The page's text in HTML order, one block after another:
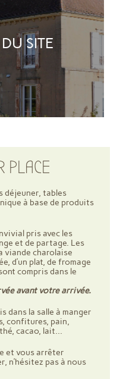
SITE
événements
de louer
du château
chapiteaux, tables,
apéritif…
PLACE
déjeuner, tables
à base de produits
pris avec les
et de partage. Les
viande charolaise
d’un plat, de fromage
compris dans le
avant votre arrivée.
dans la salle à manger
confitures, pain,
cacao, lait…
et vous arrêter
n’hésitez pas à nous